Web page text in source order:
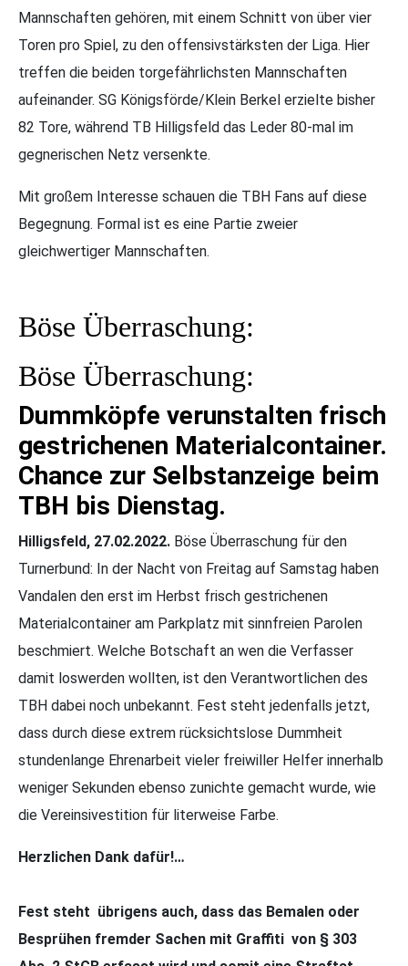
Mannschaften gehören, mit einem Schnitt von über vier
Toren pro Spiel, zu den offensivstärksten der Liga. Hier
treffen die beiden torgefährlichsten Mannschaften
aufeinander. SG Königsförde/Klein Berkel erzielte bisher
82 Tore, während TB Hilligsfeld das Leder 80-mal im
gegnerischen Netz versenkte.
Mit großem Interesse schauen die TBH Fans auf diese
Begegnung. Formal ist es eine Partie zweier
gleichwertiger Mannschaften.
Böse Überraschung:
Böse Überraschung:
Dummköpfe verunstalten frisch
gestrichenen Materialcontainer.
Chance zur Selbstanzeige beim
TBH bis Dienstag.
Hilligsfeld, 27.02.2022. Böse Überraschung für den
Turnerbund: In der Nacht von Freitag auf Samstag haben
Vandalen den erst im Herbst frisch gestrichenen
Materialcontainer am Parkplatz mit sinnfreien Parolen
beschmiert. Welche Botschaft an wen die Verfasser
damit loswerden wollten, ist den Verantwortlichen des
TBH dabei noch unbekannt. Fest steht jedenfalls jetzt,
dass durch diese extrem rücksichtslose Dummheit
stundenlange Ehrenarbeit vieler freiwiller Helfer innerhalb
weniger Sekunden ebenso zunichte gemacht wurde, wie
die Vereinsivestition für literweise Farbe.
Herzlichen Dank dafür!…
Fest steht übrigens auch, dass das Bemalen oder
Besprühen fremder Sachen mit Graffiti von § 303